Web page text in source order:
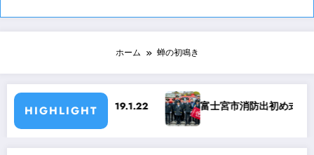
ホーム 蝉の初鳴き
HIGHLIGHT
訓練 2019.1.22 富士宮市消防出初め式 平成31年1月6日